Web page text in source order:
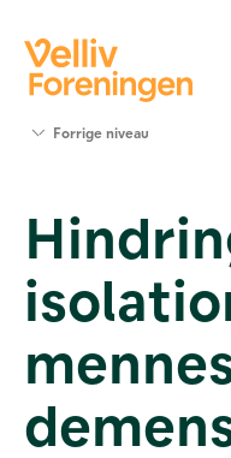
Værktøjer
og viden
Om Velliv
Foreningen
os
Forrige niveau